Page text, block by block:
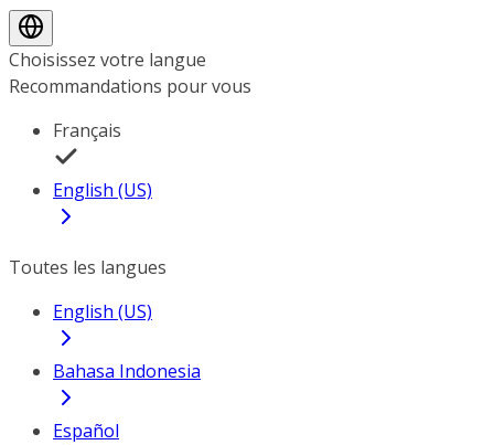
Choisissez votre langue
Recommandations pour vous
Français
English (US)
Toutes les langues
English (US)
Bahasa Indonesia
Español